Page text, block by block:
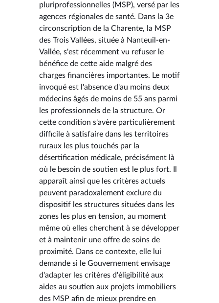
pluriprofessionnelles (MSP), versé par les
agences régionales de santé. Dans la 3e
circonscription de la Charente, la MSP
des Trois Vallées, située à Nanteuil-en-
Vallée, s'est récemment vu refuser le
bénéfice de cette aide malgré des
charges financières importantes. Le motif
invoqué est l'absence d'au moins deux
médecins âgés de moins de 55 ans parmi
les professionnels de la structure. Or
cette condition s'avère particulièrement
difficile à satisfaire dans les territoires
ruraux les plus touchés par la
désertification médicale, précisément là
où le besoin de soutien est le plus fort. Il
apparaît ainsi que les critères actuels
peuvent paradoxalement exclure du
dispositif les structures situées dans les
zones les plus en tension, au moment
même où elles cherchent à se développer
et à maintenir une offre de soins de
proximité. Dans ce contexte, elle lui
demande si le Gouvernement envisage
d'adapter les critères d'éligibilité aux
aides au soutien aux projets immobiliers
des MSP afin de mieux prendre en